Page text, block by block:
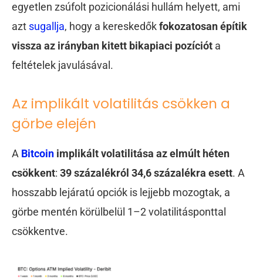
egyetlen zsúfolt pozicionálási hullám helyett, ami
azt sugallja, hogy a kereskedőkfokozatosan építik
vissza az irányban kitett bikapiaci pozíciót a
feltételek javulásával.
Az implikált volatilitás csökken a
görbe elején
A Bitcoin implikált volatilitása az elmúlt héten
csökkent: 39 százalékról 34,6 százalékra esett. A
hosszabb lejáratú opciók is lejjebb mozogtak, a
görbe mentén körülbelül 1–2 volatilitásponttal
csökkentve.